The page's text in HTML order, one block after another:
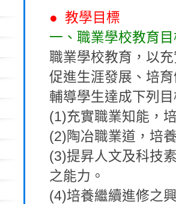
● 教學目標
一、職業學校教育
職業學校教育，以
促進生涯發展、培
輔導學生達成下列
(1)充實職業知能，
(2)陶冶職業道，培
(3)提昇人文及科技
之能力。
(4)培養繼續進修之